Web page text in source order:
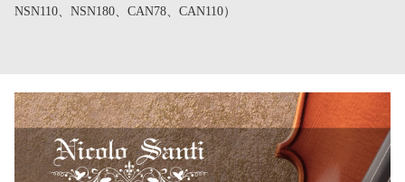
NSN110、NSN180、CAN78、CAN110）